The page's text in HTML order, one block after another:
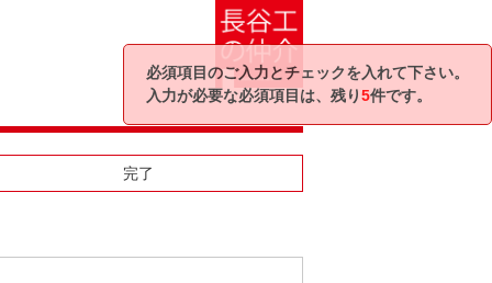
完了
必須項目のご入力とチェックを入れて下さい。
入力が必要な必須項目は、残り5件です。